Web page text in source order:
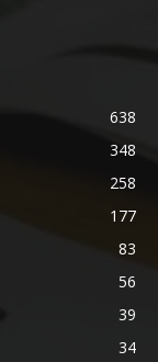
638
348
258
177
83
56
39
34